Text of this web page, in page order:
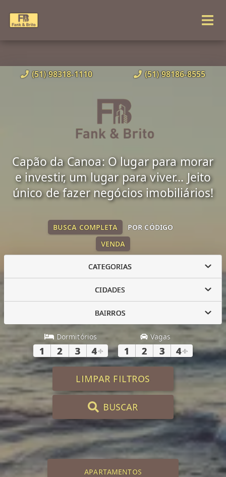
(51) 98318-1110 (51) 98186-8555
Capão da Canoa: O lugar para morar
e investir, um lugar para viver... Jeito
único de fazer negócios imobiliários!
VENDA
BUSCA COMPLETA POR CÓDIGO
CATEGORIAS
CIDADES
BAIRROS
Dormitórios
1 2 3 4+
Vagas
1 2 3 4+
LIMPAR FILTROS
BUSCAR
APARTAMENTOS